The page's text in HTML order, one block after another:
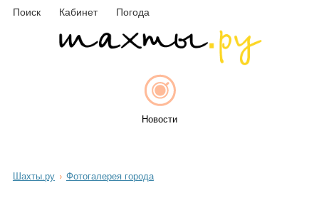
Поиск Кабинет Погода
Новости
Шахты.ру Фотогалерея города